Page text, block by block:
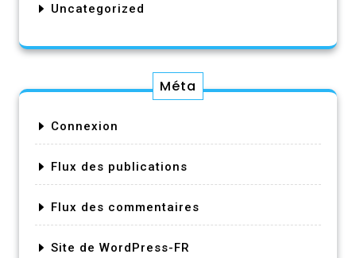
Uncategorized
Méta
Connexion
Flux des publications
Flux des commentaires
Site de WordPress-FR